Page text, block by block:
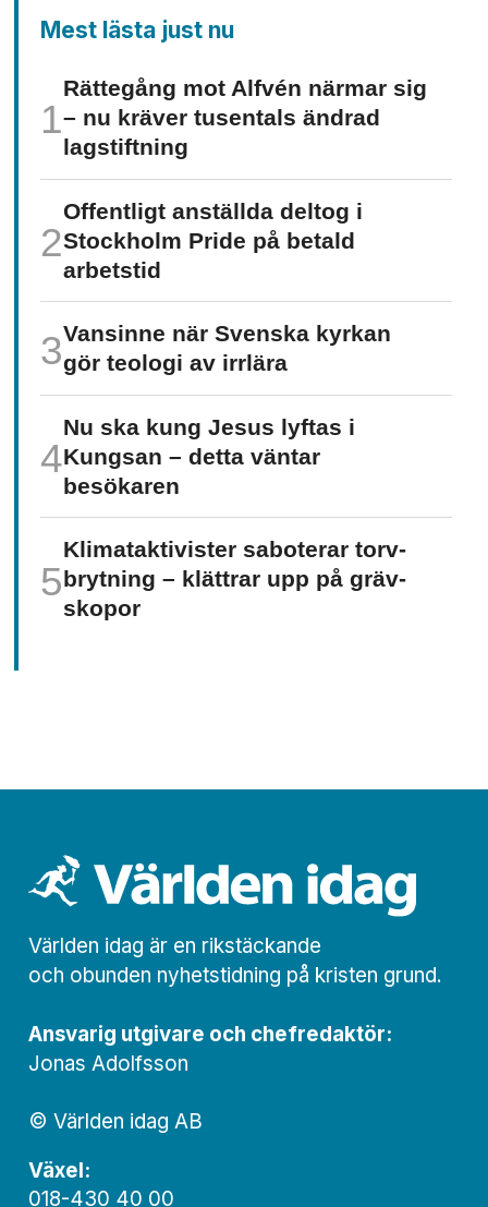
Mest lästa just nu
Rättegång mot Alfvén närmar sig
– nu kräver tusentals ändrad
lagstiftning
Offentligt anställda deltog i
Stockholm Pride på betald
arbetstid
Vansinne när Svenska kyrkan
gör teologi av irrlära
Nu ska kung Jesus lyftas i
Kungsan – detta väntar
besökaren
Klimat­aktivister saboterar torv­
brytning – klättrar upp på gräv­
skopor
Världen idag är en rikstäckande
och obunden nyhets­­­tidning på kristen grund.
Ansvarig utgivare och chef­redaktör:
Jonas Adolfsson
© Världen idag AB
Växel:
018-430 40 00